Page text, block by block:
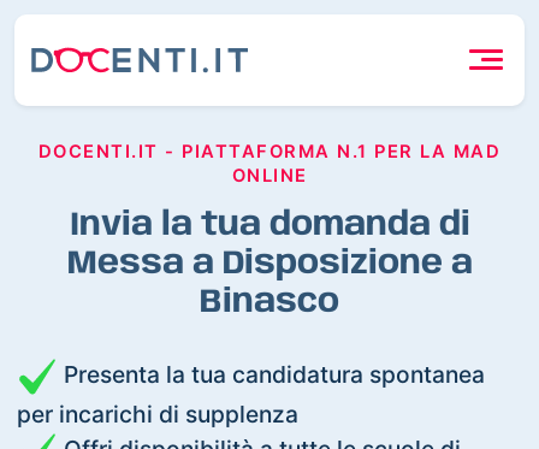
DOCENTI.IT - PIATTAFORMA N.1 PER LA MAD
ONLINE
Invia la tua domanda di
Messa a Disposizione a
Binasco
Presenta la tua candidatura spontanea
per incarichi di supplenza